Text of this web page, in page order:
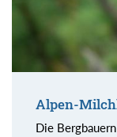
Alpen-
Die